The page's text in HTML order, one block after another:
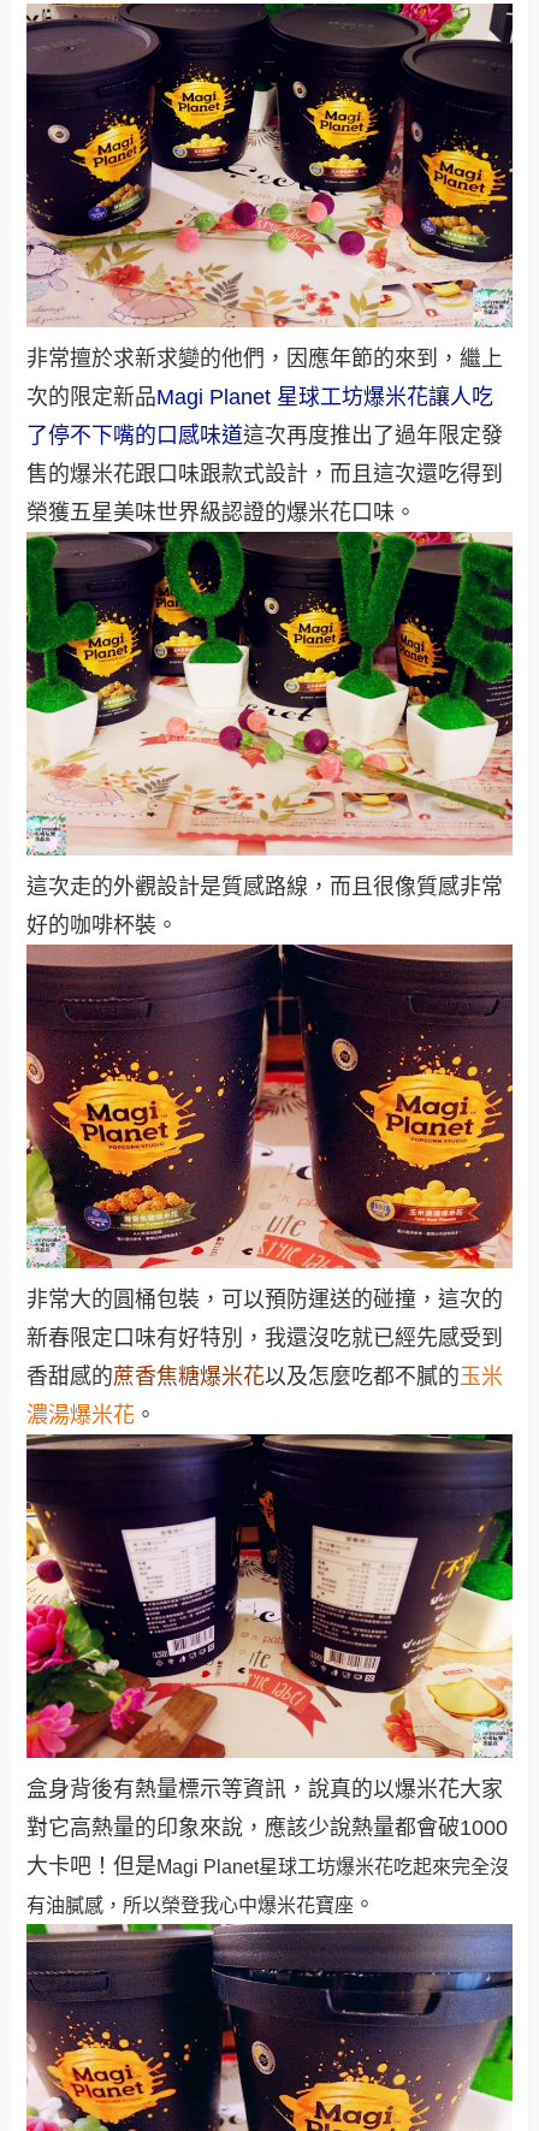
非常擅於求新求變的他們，因應年節的來到，繼上
次的限定新品Magi Planet 星球工坊爆米花讓人吃
了停不下嘴的口感味道這次再度推出了過年限定發
售的爆米花跟口味跟款式設計，而且這次還吃得到
榮獲五星美味世界級認證的爆米花口味。
這次走的外觀設計是質感路線，而且很像質感非常
好的咖啡杯裝。
非常大的圓桶包裝，可以預防運送的碰撞，這次的
新春限定口味有好特別，我還沒吃就已經先感受到
香甜感的蔗香焦糖爆米花以及怎麼吃都不膩的玉米
濃湯爆米花 。
盒身背後有熱量標示等資訊，說真的以爆米花大家
對它高熱量的印象來說，應該少說熱量都會破1000
大卡吧！但是Magi Planet星球工坊爆米花吃起來完全沒
有油膩感，所以榮登我心中爆米花寶座 。